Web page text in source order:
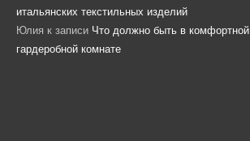
итальянских текстильных изделий
Юлия к записи Что должно быть в комфортной
гардеробной комнате